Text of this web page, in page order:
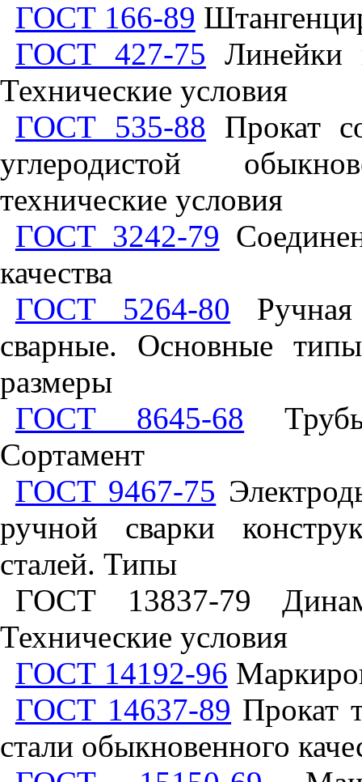
ГОСТ 166-89
ГОСТ 427-75 Линейки
Технические условия
ГОСТ 535-88 Прокат
углеродистой
технические условия
ГОСТ 3242-79
качества
ГОСТ 5264-80 Ручная
сварные. Основные
размеры
ГОСТ 8645-68
Сортамент
ГОСТ 9467-75
ручной сварки
сталей. Типы
ГОСТ 13837-79
Технические условия
ГОСТ 14192-96
ГОСТ 14637-89 Прокат
стали обыкновенного